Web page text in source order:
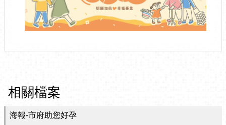
相關檔案
海報-市府助您好孕